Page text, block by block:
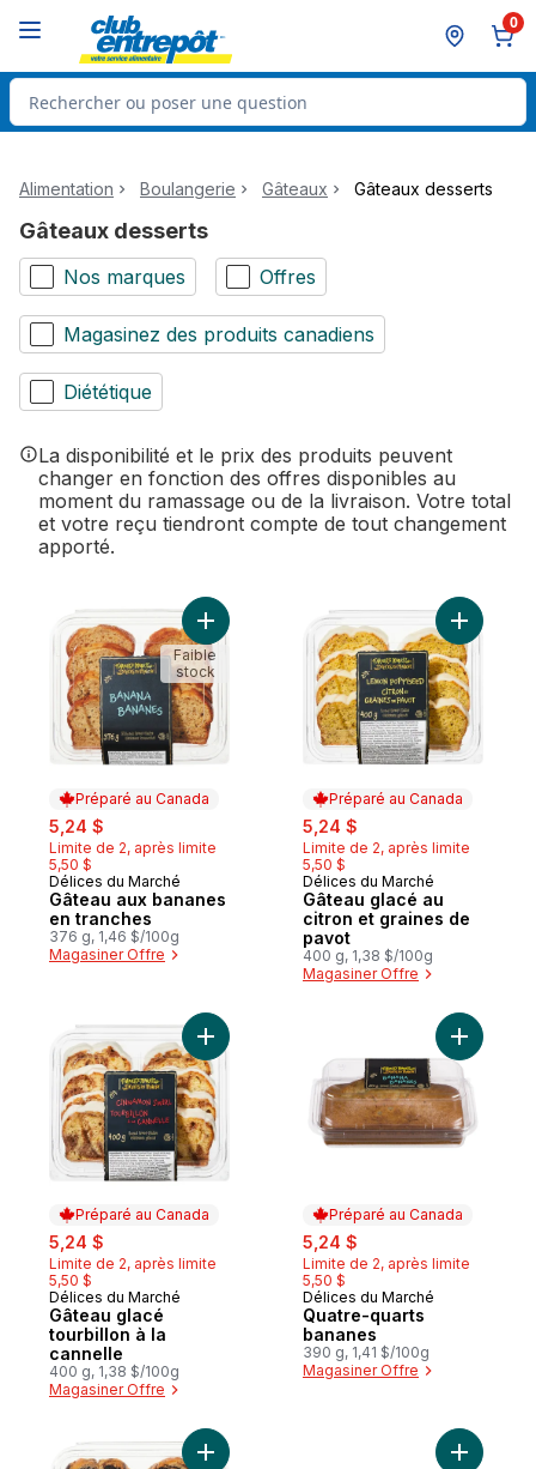
0
Rechercher des produits
Alimentation Boulangerie Gâteaux Gâteaux desserts
Gâteaux desserts
Nos marques Offres
Magasinez des produits canadiens
Diététique
La disponibilité et le prix des produits peuvent
changer en fonction des offres disponibles au
moment du ramassage ou de la livraison. Votre total
et votre reçu tiendront compte de tout changement
apporté.
Préparé au Canada
sale:
5,24 $
Limite de 2, après limite
5,50 $
Préparé au Canada
Délices du Marché
Gâteau aux bananes
en tranches
376 g, 1,46 $/100g
Magasiner Offre
Ajouter Gâteau aux bananes en tranches
Faible
stock
Préparé au Canada
sale:
5,24 $
Limite de 2, après limite
5,50 $
Préparé au Canada
Délices du Marché
Gâteau glacé au
citron et graines de
pavot
400 g, 1,38 $/100g
Magasiner Offre
Ajouter
Préparé au Canada
sale:
5,24 $
Limite de 2, après limite
5,50 $
Préparé au Canada
Délices du Marché
Gâteau glacé
tourbillon à la
cannelle
400 g, 1,38 $/100g
Magasiner Offre
Ajouter Gâteau glacé tourbillon à la
Préparé au Canada
sale:
5,24 $
Limite de 2, après limite
5,50 $
Préparé au Canada
Délices du Marché
Quatre-quarts
bananes
390 g, 1,41 $/100g
Magasiner Offre
Ajouter
Ajouter Gâteau en tranches, marbré au
Ajouter